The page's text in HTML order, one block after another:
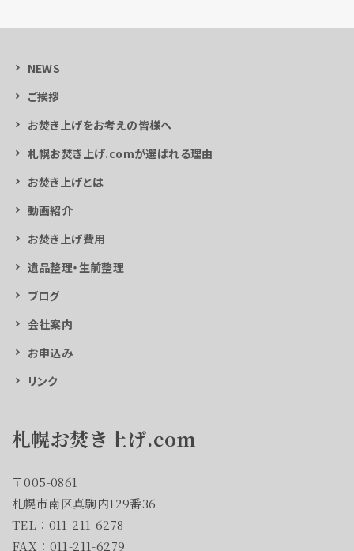
NEWS
ご挨拶
お焚き上げをお考えの皆様へ
札幌お焚き上げ.comが選ばれる理由
お焚き上げとは
動画紹介
お焚き上げ費用
遺品整理・生前整理
ブログ
会社案内
お申込み
リンク
札幌お焚き上げ.com
〒005-0861
札幌市南区真駒内129番36
TEL：011-211-6278
FAX：011-211-6279